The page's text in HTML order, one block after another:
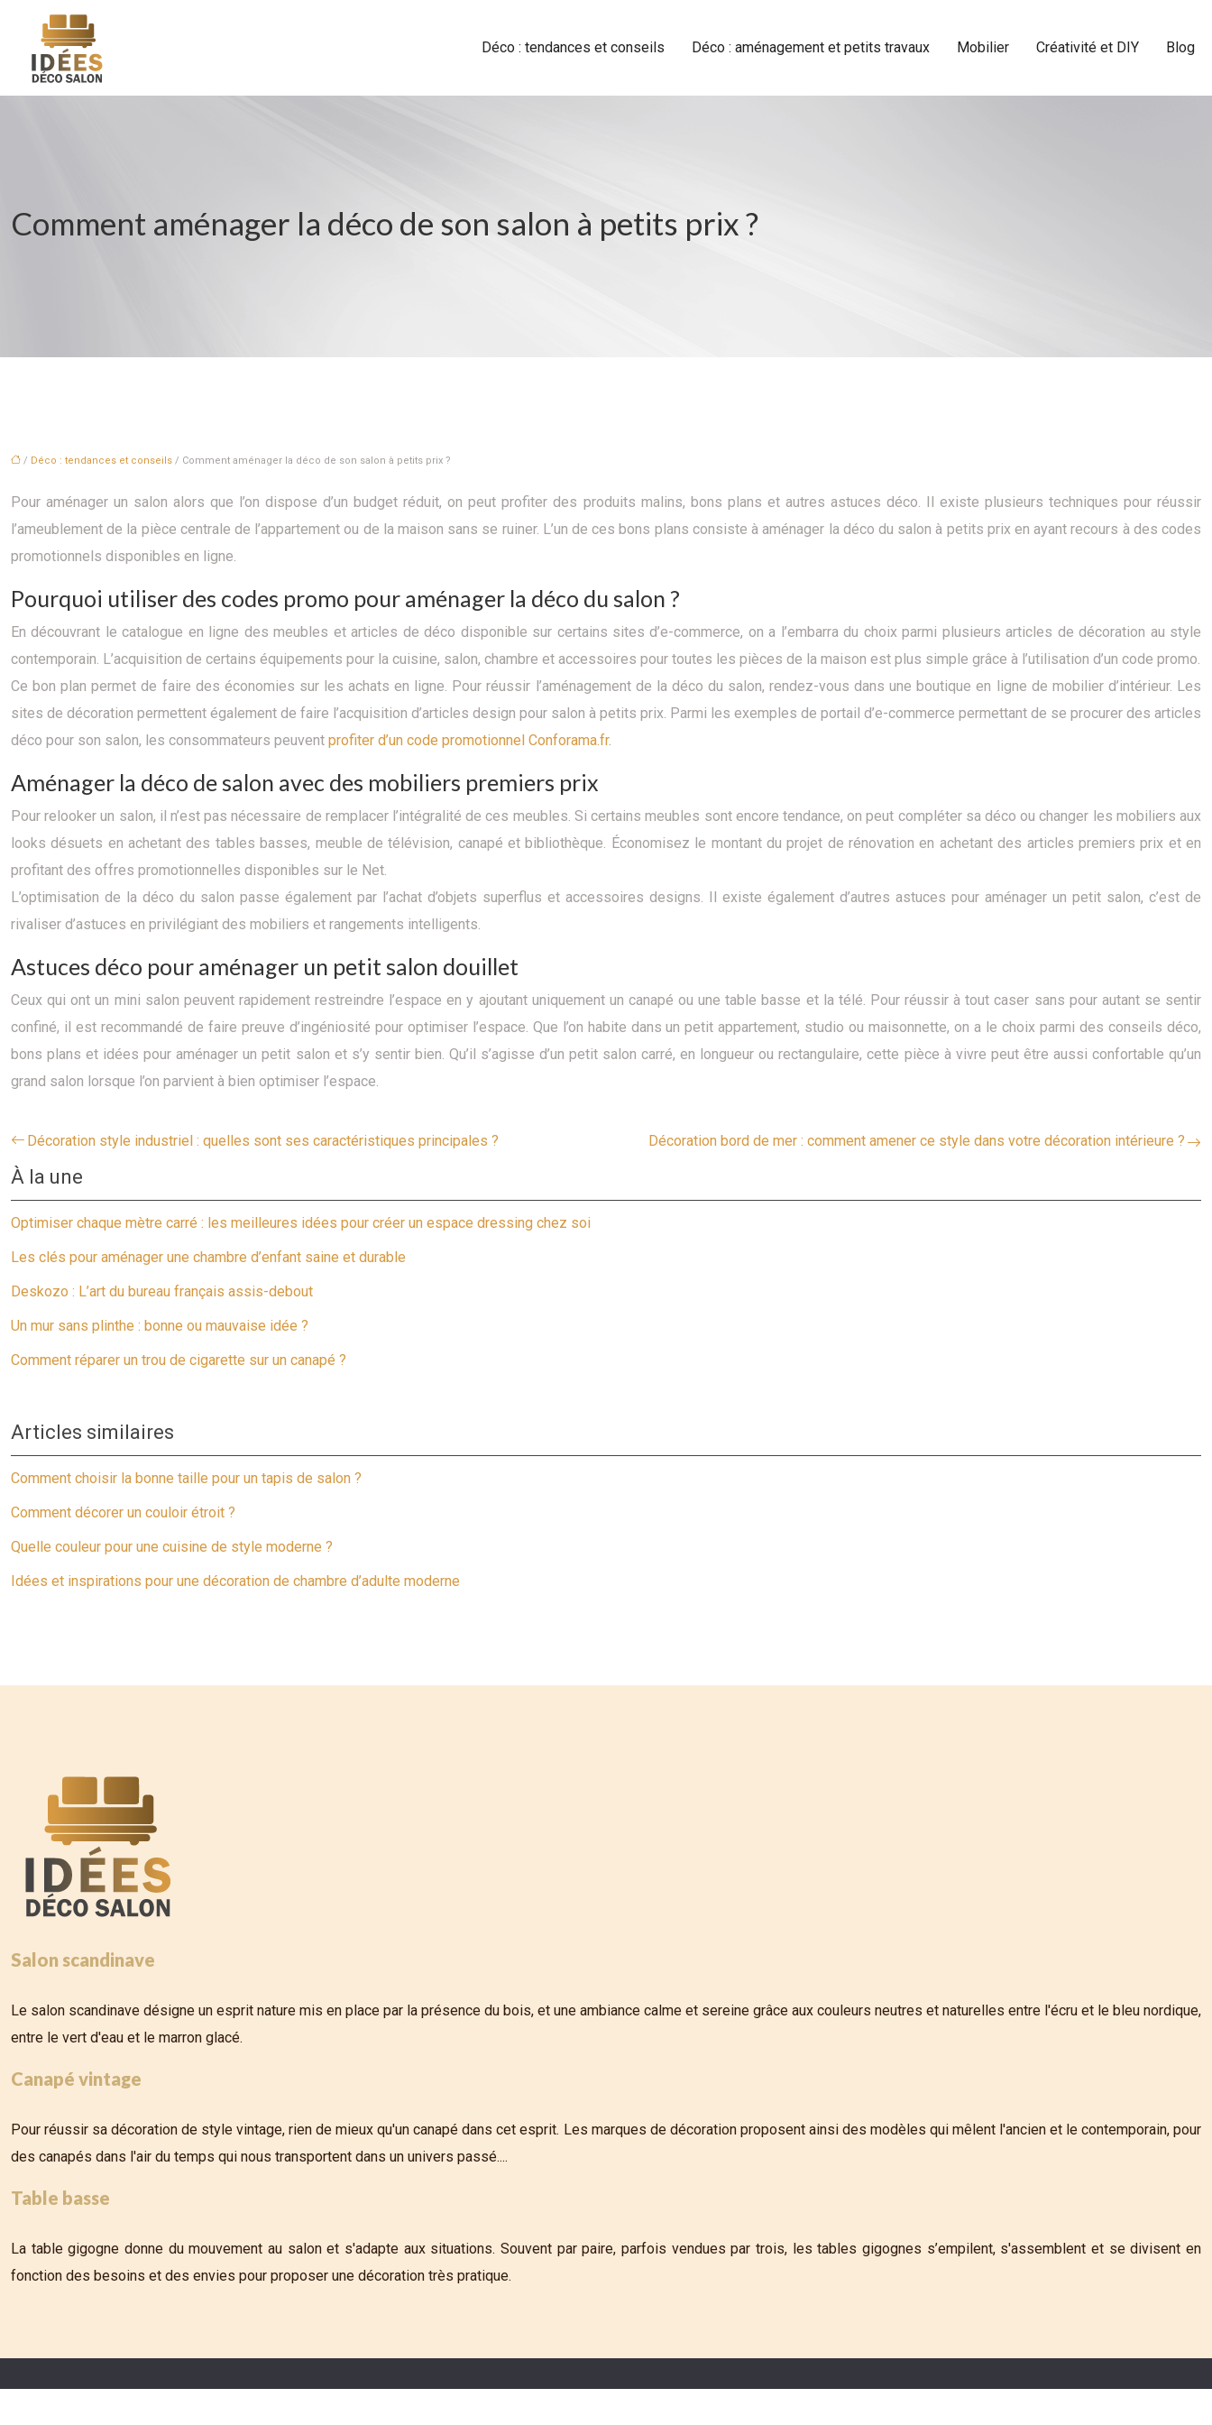
Déco : tendances et conseils Déco : aménagement et petits travaux Mobilier Créativité et DIY Blog
Comment aménager la déco de son salon à petits prix ?
/ Déco : tendances et conseils / Comment aménager la déco de son salon à petits prix ?
Pour aménager un salon alors que l’on dispose d’un budget réduit, on peut profiter des produits malins, bons plans et autres astuces déco. Il existe plusieurs techniques pour réussir
l’ameublement de la pièce centrale de l’appartement ou de la maison sans se ruiner. L’un de ces bons plans consiste à aménager la déco du salon à petits prix en ayant recours à des codes
promotionnels disponibles en ligne.
Pourquoi utiliser des codes promo pour aménager la déco du salon ?
En découvrant le catalogue en ligne des meubles et articles de déco disponible sur certains sites d’e-commerce, on a l’embarra du choix parmi plusieurs articles de décoration au style
contemporain. L’acquisition de certains équipements pour la cuisine, salon, chambre et accessoires pour toutes les pièces de la maison est plus simple grâce à l’utilisation d’un code promo.
Ce bon plan permet de faire des économies sur les achats en ligne. Pour réussir l’aménagement de la déco du salon, rendez-vous dans une boutique en ligne de mobilier d’intérieur. Les
sites de décoration permettent également de faire l’acquisition d’articles design pour salon à petits prix. Parmi les exemples de portail d’e-commerce permettant de se procurer des articles
déco pour son salon, les consommateurs peuvent profiter d’un code promotionnel Conforama.fr.
Aménager la déco de salon avec des mobiliers premiers prix
Pour relooker un salon, il n’est pas nécessaire de remplacer l’intégralité de ces meubles. Si certains meubles sont encore tendance, on peut compléter sa déco ou changer les mobiliers aux
looks désuets en achetant des tables basses, meuble de télévision, canapé et bibliothèque. Économisez le montant du projet de rénovation en achetant des articles premiers prix et en
profitant des offres promotionnelles disponibles sur le Net.
L’optimisation de la déco du salon passe également par l’achat d’objets superflus et accessoires designs. Il existe également d’autres astuces pour aménager un petit salon, c’est de
rivaliser d’astuces en privilégiant des mobiliers et rangements intelligents.
Astuces déco pour aménager un petit salon douillet
Ceux qui ont un mini salon peuvent rapidement restreindre l’espace en y ajoutant uniquement un canapé ou une table basse et la télé. Pour réussir à tout caser sans pour autant se sentir
confiné, il est recommandé de faire preuve d’ingéniosité pour optimiser l’espace. Que l’on habite dans un petit appartement, studio ou maisonnette, on a le choix parmi des conseils déco,
bons plans et idées pour aménager un petit salon et s’y sentir bien. Qu’il s’agisse d’un petit salon carré, en longueur ou rectangulaire, cette pièce à vivre peut être aussi confortable qu’un
grand salon lorsque l’on parvient à bien optimiser l’espace.
Décoration style industriel : quelles sont ses caractéristiques principales ? Décoration bord de mer : comment amener ce style dans votre décoration intérieure ?
À la une
Optimiser chaque mètre carré : les meilleures idées pour créer un espace dressing chez soi
Les clés pour aménager une chambre d’enfant saine et durable
Deskozo : L’art du bureau français assis-debout
Un mur sans plinthe : bonne ou mauvaise idée ?
Comment réparer un trou de cigarette sur un canapé ?
Articles similaires
Comment choisir la bonne taille pour un tapis de salon ?
Comment décorer un couloir étroit ?
Quelle couleur pour une cuisine de style moderne ?
Idées et inspirations pour une décoration de chambre d’adulte moderne
Salon scandinave
Le salon scandinave désigne un esprit nature mis en place par la présence du bois, et une ambiance calme et sereine grâce aux couleurs neutres et naturelles entre l'écru et le bleu nordique,
entre le vert d'eau et le marron glacé.
Canapé vintage
Pour réussir sa décoration de style vintage, rien de mieux qu'un canapé dans cet esprit. Les marques de décoration proposent ainsi des modèles qui mêlent l'ancien et le contemporain, pour
des canapés dans l'air du temps qui nous transportent dans un univers passé....
Table basse
La table gigogne donne du mouvement au salon et s'adapte aux situations. Souvent par paire, parfois vendues par trois, les tables gigognes s’empilent, s'assemblent et se divisent en
fonction des besoins et des envies pour proposer une décoration très pratique.